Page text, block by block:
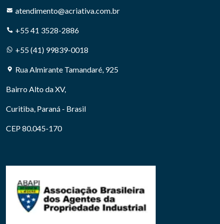
atendimento@acriativa.com.br
+55 41 3528-2886
+55 (41) 99839-0018
Rua Almirante Tamandaré, 925
Bairro Alto da XV,
Curitiba, Paraná - Brasil
CEP 80.045-170